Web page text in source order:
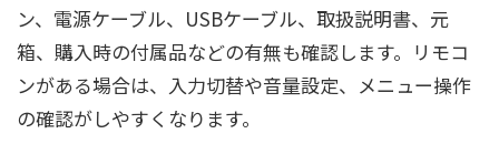
ン、電源ケーブル、USBケーブル、取扱説明書、元
箱、購入時の付属品などの有無も確認します。リモコ
ンがある場合は、入力切替や音量設定、メニュー操作
の確認がしやすくなります。